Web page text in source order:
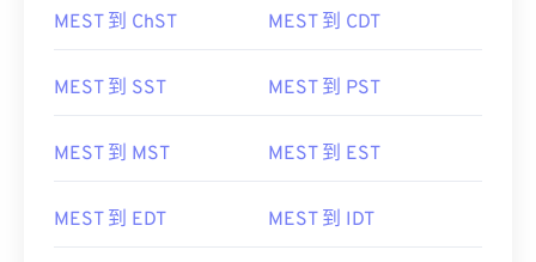
MEST 到 ChST MEST 到 CDT
MEST 到 SST MEST 到 PST
MEST 到 MST MEST 到 EST
MEST 到 EDT MEST 到 IDT